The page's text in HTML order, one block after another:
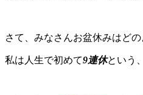
さて、みなさんお盆休みはど
私は人生で初めて9連休という